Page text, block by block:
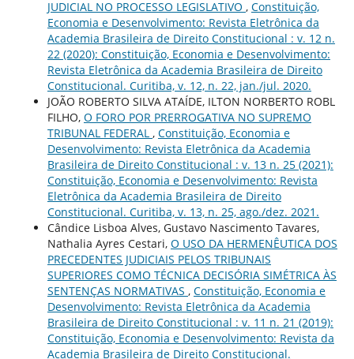
JUDICIAL NO PROCESSO LEGISLATIVO , Constituição,
Economia e Desenvolvimento: Revista Eletrônica da
Academia Brasileira de Direito Constitucional : v. 12 n.
22 (2020): Constituição, Economia e Desenvolvimento:
Revista Eletrônica da Academia Brasileira de Direito
Constitucional. Curitiba, v. 12, n. 22, jan./jul. 2020.
JOÃO ROBERTO SILVA ATAÍDE, ILTON NORBERTO ROBL
FILHO, O FORO POR PRERROGATIVA NO SUPREMO
TRIBUNAL FEDERAL , Constituição, Economia e
Desenvolvimento: Revista Eletrônica da Academia
Brasileira de Direito Constitucional : v. 13 n. 25 (2021):
Constituição, Economia e Desenvolvimento: Revista
Eletrônica da Academia Brasileira de Direito
Constitucional. Curitiba, v. 13, n. 25, ago./dez. 2021.
Cândice Lisboa Alves, Gustavo Nascimento Tavares,
Nathalia Ayres Cestari, O USO DA HERMENÊUTICA DOS
PRECEDENTES JUDICIAIS PELOS TRIBUNAIS
SUPERIORES COMO TÉCNICA DECISÓRIA SIMÉTRICA ÀS
SENTENÇAS NORMATIVAS , Constituição, Economia e
Desenvolvimento: Revista Eletrônica da Academia
Brasileira de Direito Constitucional : v. 11 n. 21 (2019):
Constituição, Economia e Desenvolvimento: Revista da
Academia Brasileira de Direito Constitucional.